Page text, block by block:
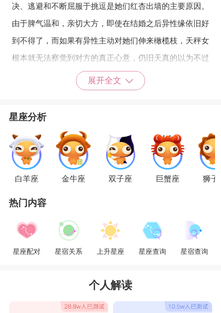
决、逃避和不断屈服于挑逗是她们红杏出墙的主要原因。
由于脾气温和，亲切大方，即使在结婚之后异性缘依旧好
到不得了，而如果有异性主动对她们伸来橄榄枝，天秤女
根本就无法察觉到对方的真正心意，仍旧天真的以为不过
是友情而已，然后理所当然的接受对方的殷勤献媚。一旦
时机成熟，对方开始放出大招诱惑天秤女，她们绝对无所
增，左思右想就是不知道该怎么办，以至于拖延了最终做
决策的时机，场面一发不可收拾。
星座乐原创文章，转载需注明出处
展开全文
星座分析
白羊座 金牛座 双子座 巨蟹座 狮子
热门内容
星座配对 星宿关系 上升星座 星座查询 星宿查询
个人解读